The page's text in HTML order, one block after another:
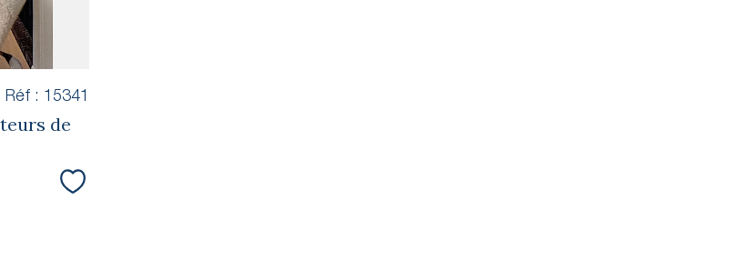
de
Réf : 15341
Sélectionner